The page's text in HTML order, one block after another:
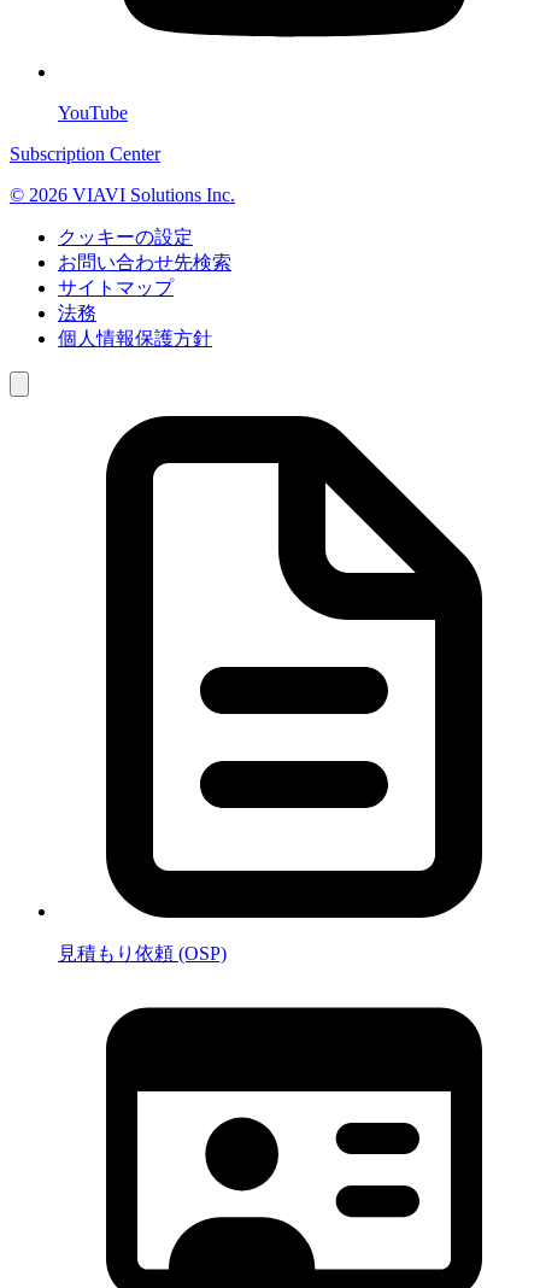
YouTube
Subscription Center
© 2026 VIAVI Solutions Inc.
クッキーの設定
お問い合わせ先検索
サイトマップ
法務
個人情報保護方針
見積もり依頼 (OSP)